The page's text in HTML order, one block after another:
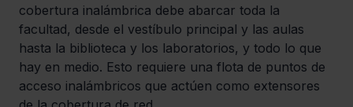
cobertura inalámbrica debe abarcar toda la
facultad, desde el vestíbulo principal y las aulas
hasta la biblioteca y los laboratorios, y todo lo que
hay en medio. Esto requiere una flota de puntos de
acceso inalámbricos que actúen como extensores